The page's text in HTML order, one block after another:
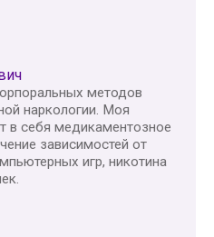
методов
наркологии. Моя
в себя медикаментозное
зависимостей от
игр, никотина